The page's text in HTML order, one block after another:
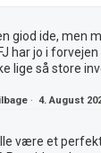
giod ide, men
har jo i
lige så store
·4. August
være et